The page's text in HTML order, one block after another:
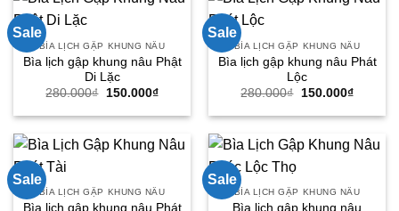
Sale
BÌA LỊCH GẬP KHUNG NÂU
Bìa lịch gập khung nâu Phật
Di Lặc
280.000₫
Giá
là:
150.000₫Giá
tại
150.000₫.
Sale
BÌA LỊCH GẬP KHUNG NÂU
Bìa lịch gập khung nâu Phát
Lộc
280.000₫
Giá
là:
150.000₫Giá
tại
Sale
BÌA LỊCH GẬP KHUNG NÂU
Bìa lịch gập khung nâu Phát
Sale
BÌA LỊCH GẬP KHUNG NÂU
Bìa lịch gập khung nâu